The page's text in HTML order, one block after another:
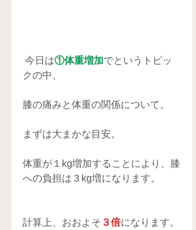
今日は①体重増加でというトピッ
クの中、
膝の痛みと体重の関係について。
まずは大まかな目安。
体重が１kg増加することにより、膝
への負担は３kg増になります。
計算上、おおよそ ３倍になります。